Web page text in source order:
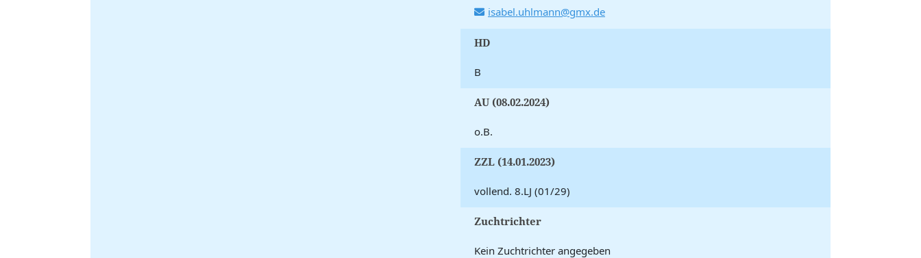
isabel.uhlmann@gmx.de
HD
B
AU (08.02.2024)
o.B.
ZZL (14.01.2023)
vollend. 8.LJ (01/29)
Zuchtrichter
Kein Zuchtrichter angegeben